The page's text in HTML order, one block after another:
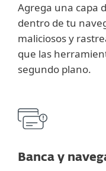
Agrega una capa
dentro de tu
maliciosos y
que las
segundo plano.
Banca y